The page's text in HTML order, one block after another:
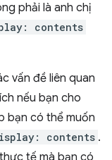
phải là anh chị
contents
vấn đề liên quan
nếu bạn cho
bạn có thể muốn
contents .